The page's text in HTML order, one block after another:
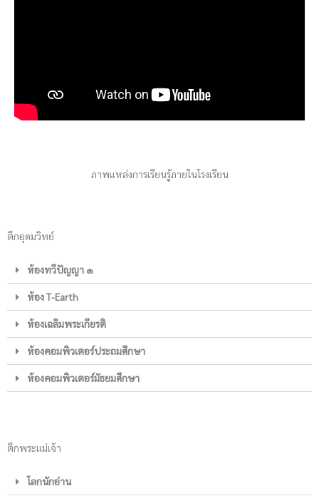
ภาพแหล่งการเรียนรู้ภายในโรงเรียน
ตึกอุดมวิทย์
ห้องทวีปัญญา ๑
ห้อง T-Earth
ห้องเฉลิมพระเกียรติ
ห้องคอมพิวเตอร์ประถมศึกษา
ห้องคอมพิวเตอร์มัธยมศึกษา
ตึกพระแม่เจ้า
โลกนักอ่าน